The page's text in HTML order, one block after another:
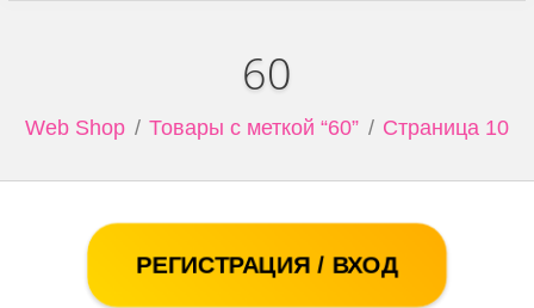
60
Web Shop Товары с меткой “60” Страница 10
РЕГИСТРАЦИЯ / ВХОД